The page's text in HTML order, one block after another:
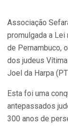
Associação
promulgada a Lei
de Pernambuco,
dos judeus
Joel da Harpa
Esta foi uma
antepassados
300 anos de